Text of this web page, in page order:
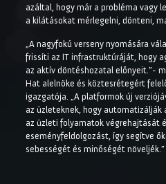
azáltal, hogy már a probléma vagy
a kilátásokat mérlegelni, dönteni,
„A nagyfokú verseny nyomására
frissíti az IT infrastruktúráját, hogy
az aktív döntéshozatal előnyeit.”-
Hat alelnöke és köztesrétegért
igazgatója. „A platformok új
az üzleteknek, hogy
az üzleti folyamatok végrehajtását
eseményfeldolgozást, így segítve
sebességét és minőségét növeljék.”